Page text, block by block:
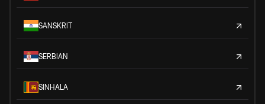
SANSKRIT
SERBIAN
SINHALA